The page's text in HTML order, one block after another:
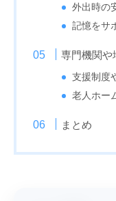
外出時の
記憶をサ
専門機関や
支援制度
老人ホー
まとめ